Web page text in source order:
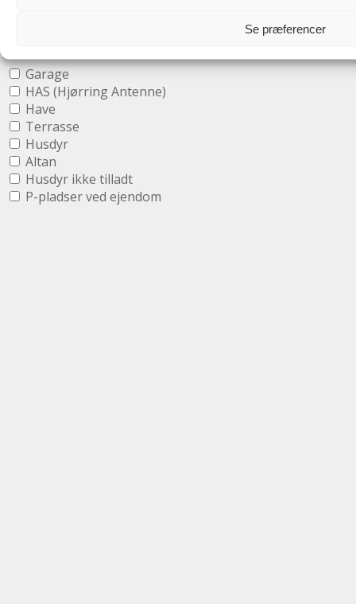
Se præferencer
Garage
HAS (Hjørring Antenne)
Have
Terrasse
Husdyr
Altan
Husdyr ikke tilladt
P-pladser ved ejendom